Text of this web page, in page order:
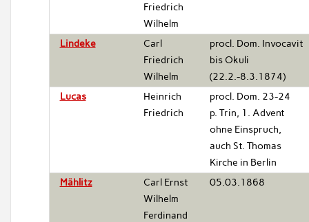
Friedrich
Wilhelm
Lindeke
Carl
Friedrich
Wilhelm
procl. Dom. Invocavit
bis Okuli
(22.2.-8.3.1874)
Lucas
Heinrich
Friedrich
procl. Dom. 23-24
p. Trin, 1. Advent
ohne Einspruch,
auch St. Thomas
Kirche in Berlin
Mählitz
Carl Ernst
Wilhelm
Ferdinand
05.03.1868